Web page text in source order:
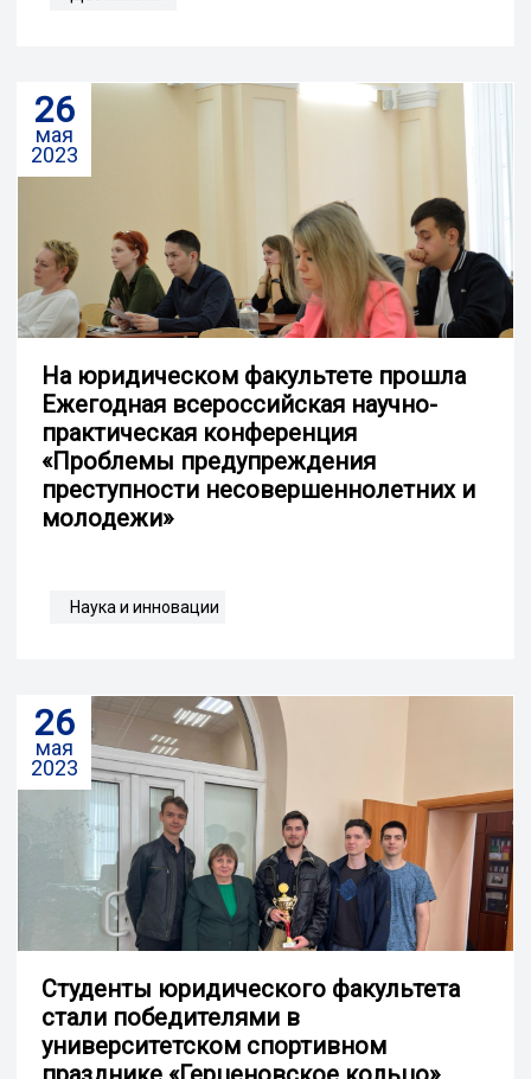
26
мая
2023
На юридическом факультете прошла
Ежегодная всероссийская научно-
практическая конференция
«Проблемы предупреждения
преступности несовершеннолетних и
молодежи»
Наука и инновации
26
мая
2023
Студенты юридического факультета
стали победителями в
университетском спортивном